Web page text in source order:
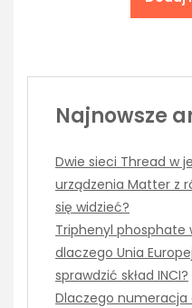
Najnowsze
Dwie sieci Thread w
urządzenia Matter z
się widzieć?
Triphenyl phosphate
dlaczego Unia
sprawdzić skład INCI?
Dlaczego